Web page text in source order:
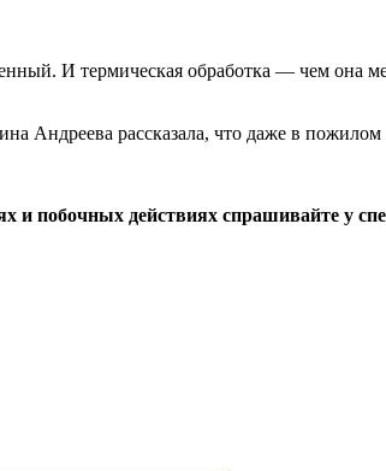
И термическая обработка — чем она
Андреева рассказала, что даже в
побочных действиях спрашивайте у